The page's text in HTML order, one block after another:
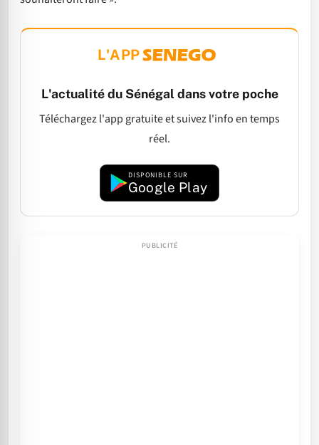
L'APP
L'actualité du Sénégal dans votre poche
Téléchargez l'app gratuite et suivez l'info en temps
réel.
DISPONIBLE SUR
Google Play